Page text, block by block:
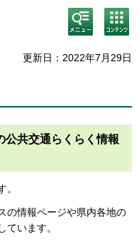
検
索・
メニ
コン
テン
ニュ
更新日：2022年7月29日
公共交通らくらく情報
の情報ページや県内各地の
ています。